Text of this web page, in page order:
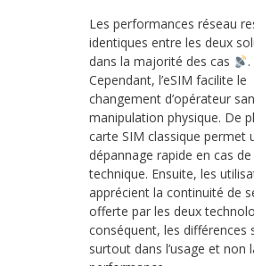
Les performances réseau
identiques entre les deux
dans la majorité des cas
.
Cependant, l’eSIM facilite le
changement d’opérateur
manipulation physique. De
carte SIM classique permet
dépannage rapide en cas
technique. Ensuite, les
apprécient la continuité de
offerte par les deux
conséquent, les différences
surtout dans l’usage et non